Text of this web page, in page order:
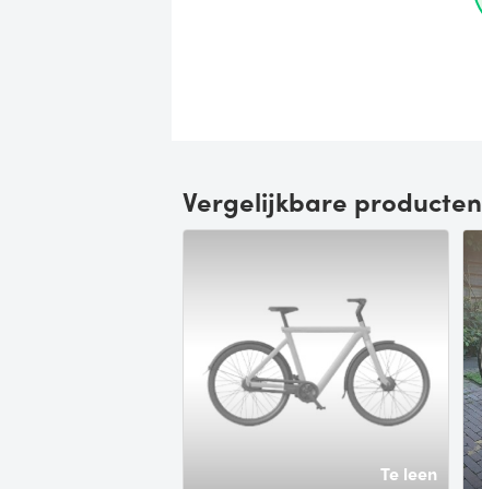
Vergelijkbare producten
Te leen